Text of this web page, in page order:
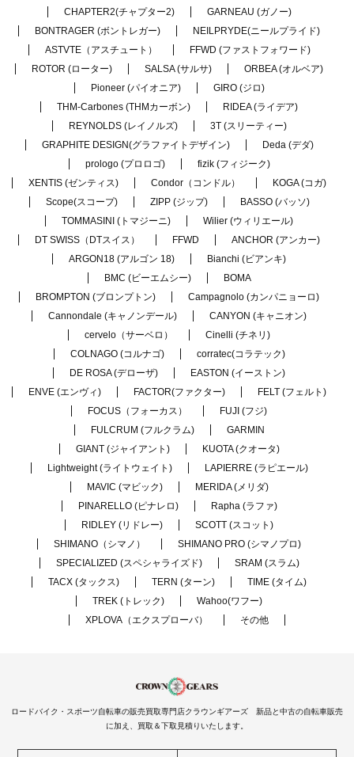
CHAPTER2(チャプター2)
GARNEAU (ガノー)
BONTRAGER (ボントレガー)
NEILPRYDE(ニールプライド)
ASTVTE（アスチュート）
FFWD (ファストフォワード)
ROTOR (ローター)
SALSA (サルサ)
ORBEA (オルベア)
Pioneer (パイオニア)
GIRO (ジロ)
THM-Carbones (THMカーボン)
RIDEA (ライデア)
REYNOLDS (レイノルズ)
3T (スリーティー)
GRAPHITE DESIGN(グラファイトデザイン)
Deda (デダ)
prologo (プロロゴ)
fizik (フィジーク)
XENTIS (ゼンティス)
Condor（コンドル）
KOGA (コガ)
Scope(スコープ)
ZIPP (ジップ)
BASSO (バッソ)
TOMMASINI (トマジーニ)
Wilier (ウィリエール)
DT SWISS（DTスイス）
FFWD
ANCHOR (アンカー)
ARGON18 (アルゴン 18)
Bianchi (ビアンキ)
BMC (ビーエムシー)
BOMA
BROMPTON (ブロンプトン)
Campagnolo (カンパニョーロ)
Cannondale (キャノンデール)
CANYON (キャニオン)
cervelo（サーベロ）
Cinelli (チネリ)
COLNAGO (コルナゴ)
corratec(コラテック)
DE ROSA (デローザ)
EASTON (イーストン)
ENVE (エンヴィ)
FACTOR(ファクター)
FELT (フェルト)
FOCUS（フォーカス）
FUJI (フジ)
FULCRUM (フルクラム)
GARMIN
GIANT (ジャイアント)
KUOTA (クオータ)
Lightweight (ライトウェイト)
LAPIERRE (ラピエール)
MAVIC (マビック)
MERIDA (メリダ)
PINARELLO (ピナレロ)
Rapha (ラファ)
RIDLEY (リドレー)
SCOTT (スコット)
SHIMANO（シマノ）
SHIMANO PRO (シマノプロ)
SPECIALIZED (スペシャライズド)
SRAM (スラム)
TACX (タックス)
TERN (ターン)
TIME (タイム)
TREK (トレック)
Wahoo(ワフー)
XPLOVA（エクスプローバ）
その他
ロードバイク・スポーツ自転車の販売買取専門店クラウンギアーズ 新品と中古の自転車販売
に加え、買取＆下取見積りいたします。